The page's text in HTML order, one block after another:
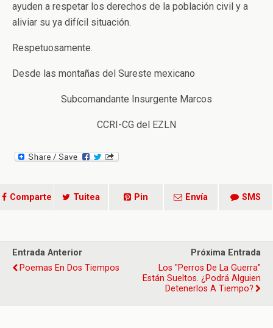
ayuden a respetar los derechos de la población civil y a
aliviar su ya difícil situación.
Respetuosamente.
Desde las montañas del Sureste mexicano
Subcomandante Insurgente Marcos
CCRI-CG del EZLN
Comparte Tuitea Pin Envía SMS
Entrada Anterior
Poemas En Dos Tiempos
Próxima Entrada
Los "perros De La Guerra"
Están Sueltos. ¿Podrá Alguien
Detenerlos A Tiempo?